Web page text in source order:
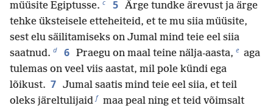
müüsite Egiptusse. c 5 Ärge tundke ärevust ja ärge
tehke üksteisele etteheiteid, et te mu siia müüsite,
sest elu säilitamiseks on Jumal mind teie eel siia
saatnud. d 6 Praegu on maal teine nälja-aasta, e aga
tulemas on veel viis aastat, mil pole kündi ega
lõikust. 7 Jumal saatis mind teie eel siia, et teil
oleks järeltulijaid f maa peal ning et teid võimsalt